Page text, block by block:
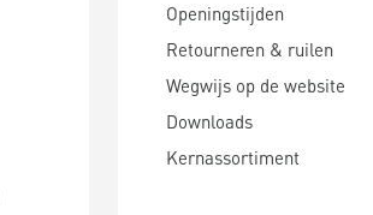
Openingstijden
Retourneren & ruilen
Wegwijs op de website
Downloads
Kernassortiment